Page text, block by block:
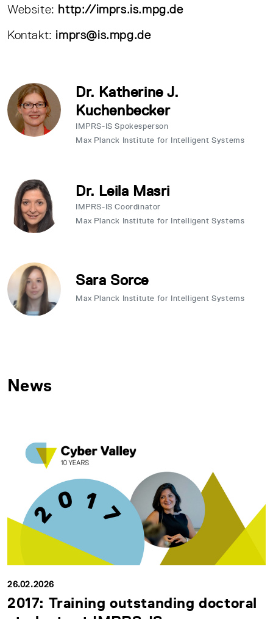
Website: http://imprs.is.mpg.de
Kontakt: imprs@is.mpg.de
Dr. Katherine J.
Kuchenbecker
IMPRS-IS Spokesperson
Max Planck Institute for Intelligent Systems
Dr. Leila Masri
IMPRS-IS Coordinator
Max Planck Institute for Intelligent Systems
Sara Sorce
Max Planck Institute for Intelligent Systems
News
26.02.2026
2017: Training outstanding doctoral